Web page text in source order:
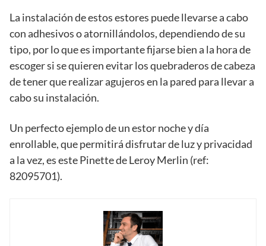
La instalación de estos estores puede llevarse a cabo
con adhesivos o atornillándolos, dependiendo de su
tipo, por lo que es importante fijarse bien a la hora de
escoger si se quieren evitar los quebraderos de cabeza
de tener que realizar agujeros en la pared para llevar a
cabo su instalación.
Un perfecto ejemplo de un estor noche y día
enrollable, que permitirá disfrutar de luz y privacidad
a la vez, es este Pinette de Leroy Merlin (ref:
82095701).